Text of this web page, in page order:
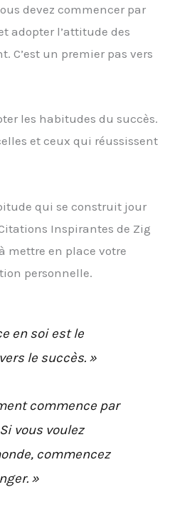
devez commencer par
adopter l’attitude des
C’est un premier pas vers
les habitudes du succès.
et ceux qui réussissent
qui se construit jour
Inspirantes de Zig
mettre en place votre
personnelle.
en soi est le
le succès. »
commence par
vous voulez
commencez
»